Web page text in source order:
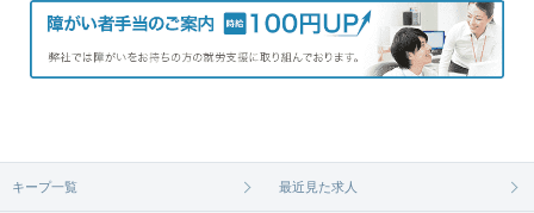
キープ一覧 最近見た求人